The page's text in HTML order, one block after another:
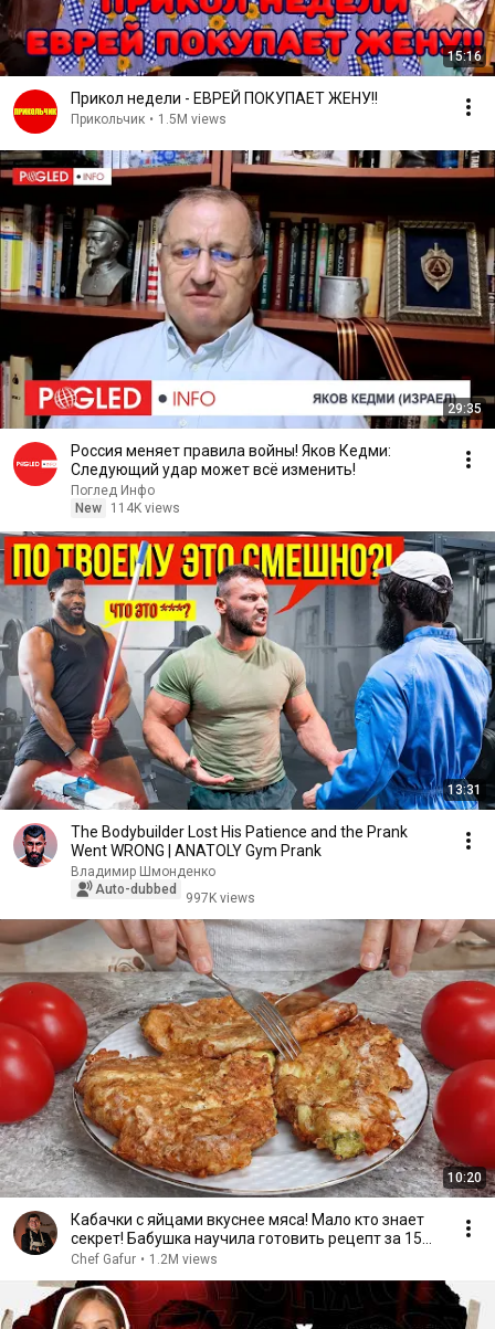
15:16
Прикол недели - ЕВРЕЙ ПОКУПАЕТ ЖЕНУ!!
Прикольчик • 1.5M views
29:35
Россия меняет правила войны! Яков Кедми:
Следующий удар может всё изменить!
Поглед Инфо
New
114K views
13:31
The Bodybuilder Lost His Patience and the Prank
Went WRONG | ANATOLY Gym Prank
Владимир Шмонденко
Auto-dubbed
997K views
10:20
Кабачки с яйцами вкуснее мяса! Мало кто знает
секрет! Бабушка научила готовить рецепт за 15
минут
Chef Gafur • 1.2M views